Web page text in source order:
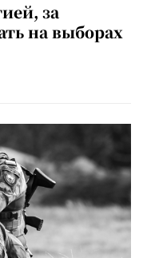
за
на выборах